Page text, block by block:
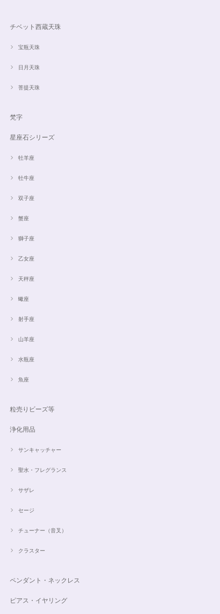
チベット西蔵天珠
宝瓶天珠
日月天珠
菩提天珠
梵字
星座石シリーズ
牡羊座
牡牛座
双子座
蟹座
獅子座
乙女座
天秤座
蠍座
射手座
山羊座
水瓶座
魚座
粒売りビーズ等
浄化用品
サンキャッチャー
聖水・フレグランス
サザレ
セージ
チューナー（音叉）
クラスター
ペンダント・ネックレス
ピアス・イヤリング